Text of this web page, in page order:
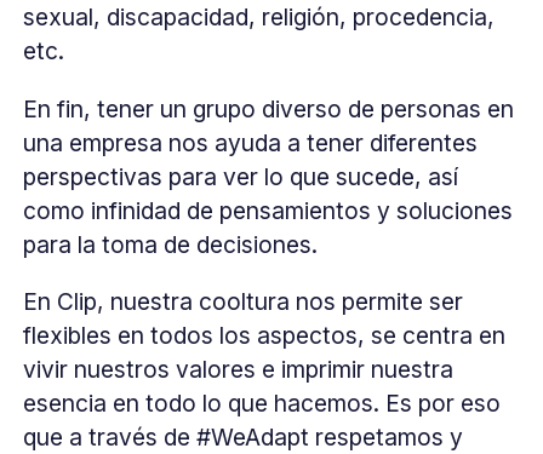
sexual, discapacidad, religión, procedencia,
etc.
En fin, tener un grupo diverso de personas en
una empresa nos ayuda a tener diferentes
perspectivas para ver lo que sucede, así
como infinidad de pensamientos y soluciones
para la toma de decisiones.
En Clip, nuestra cooltura nos permite ser
flexibles en todos los aspectos, se centra en
vivir nuestros valores e imprimir nuestra
esencia en todo lo que hacemos. Es por eso
que a través de #WeAdapt respetamos y